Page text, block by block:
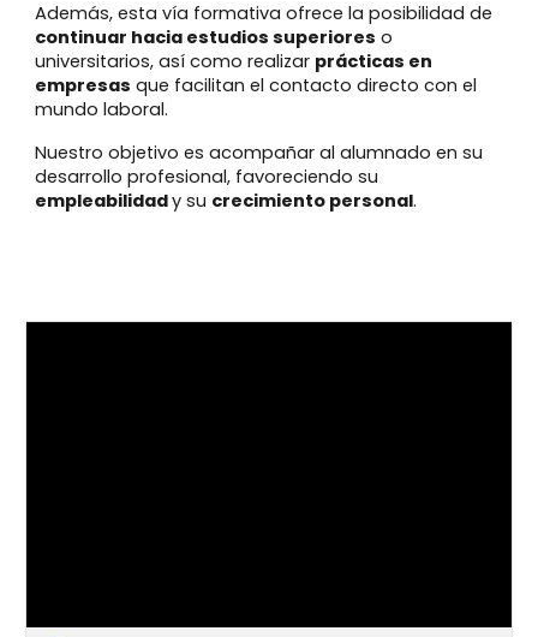
Además, esta vía formativa ofrece la posibilidad de
continuar hacia estudios superiores o
universitarios, así como realizar prácticas en
empresas que facilitan el contacto directo con el
mundo laboral.
Nuestro objetivo es acompañar al alumnado en su
desarrollo profesional, favoreciendo su
empleabilidady su crecimiento personal.